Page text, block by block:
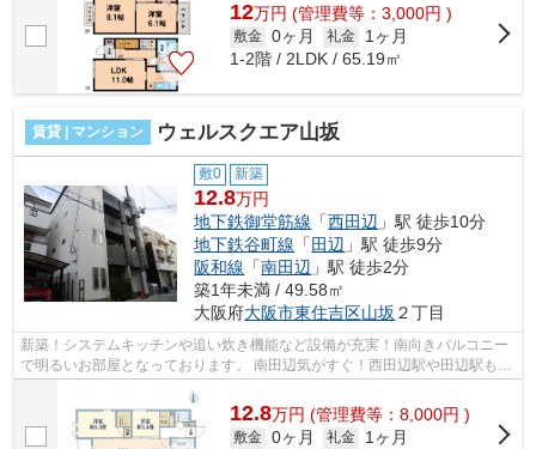
12万円 (管理費等：3,000円 )
敷金 0ヶ月 礼金
1ヶ月
1-2階 / 2LDK / 65.19㎡
賃貸 | マンション ウェルスクエア山坂
敷0 新築
12.8万円
地下鉄御堂筋線 「西田辺 」駅 徒歩10分
地下鉄谷町線 「田辺 」駅 徒歩9分
阪和線 「南田辺 」駅 徒歩2分
築1年未満 / 49.58㎡
大阪府大阪市東住吉区山坂 ２丁目
新築！システムキッチンや追い炊き機能など設備が充実！南向きバルコニー
で明るいお部屋となっております。 南田辺気がすぐ！西田辺駅や田辺駅も利
用可能！田辺小学校区になっており...
12.8万円 (管理費等：8,000円 )
敷金 0ヶ月 礼金
1ヶ月